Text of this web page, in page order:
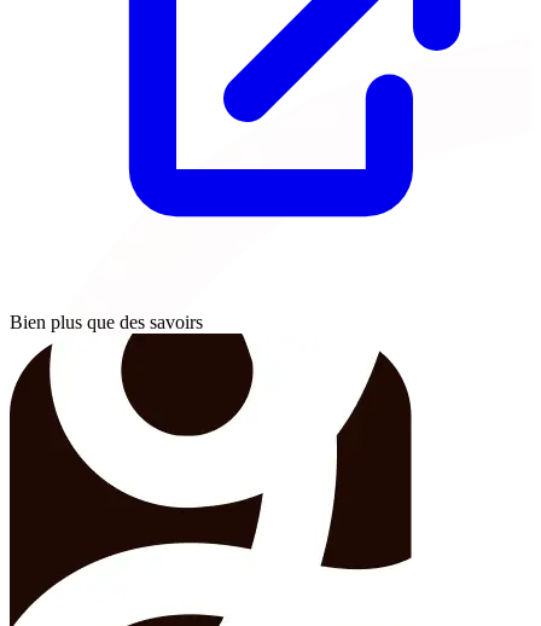
Bien plus que des savoirs